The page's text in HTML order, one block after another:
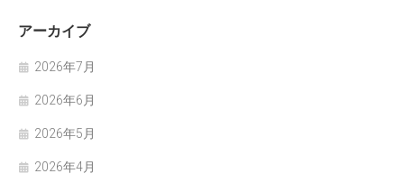
アーカイブ
2026年7月
2026年6月
2026年5月
2026年4月